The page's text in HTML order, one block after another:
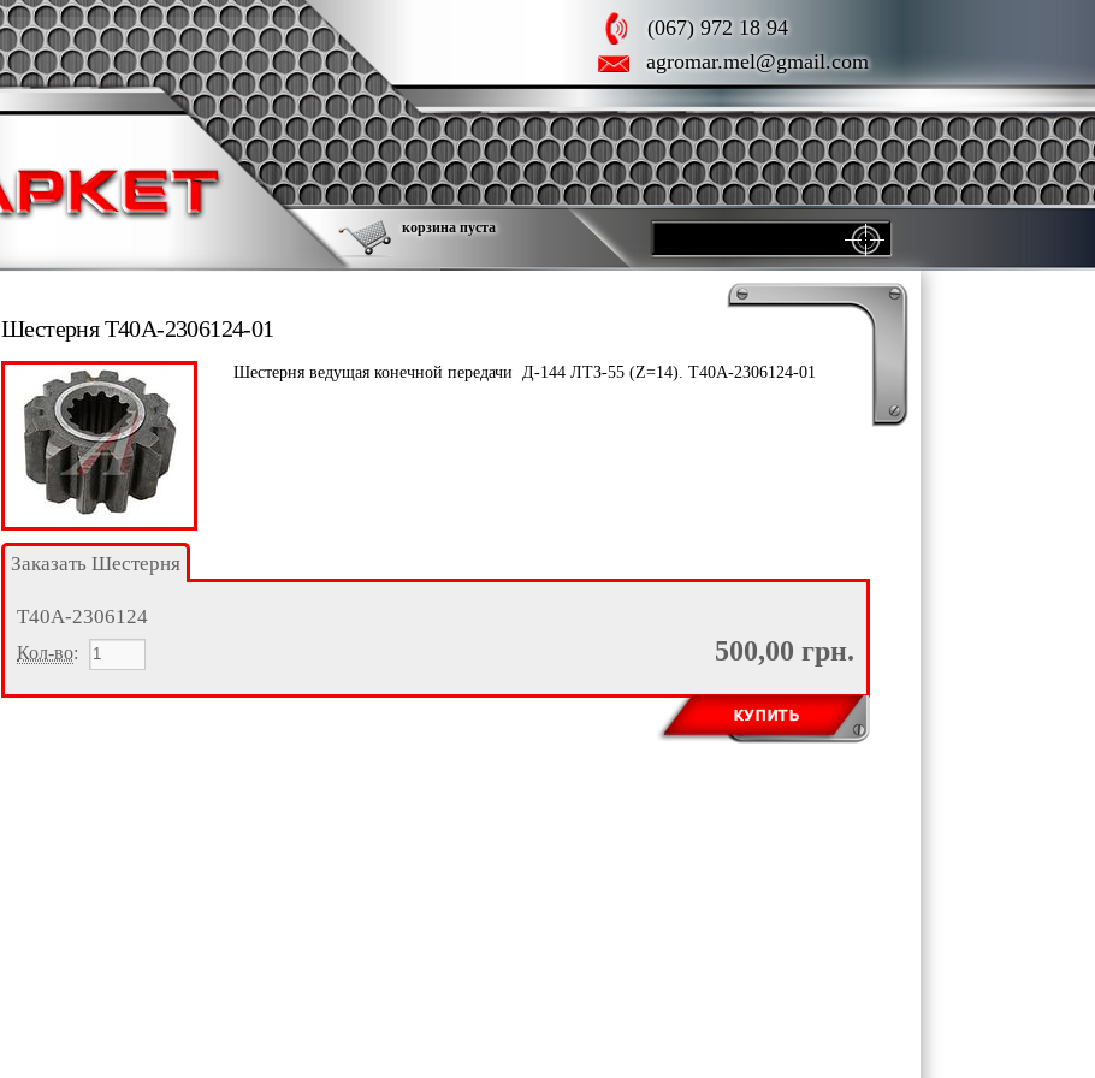
(067) 972 18 94
agromar.mel@gmail.com
корзина пуста
Шестерня Т40А-2306124-01
Шестерня ведущая конечной передачи Д-144 ЛТЗ-55 (Z=14). Т40А-2306124-01
Заказать Шестерня
Т40А-2306124
500,00 грн.
Кол-во: